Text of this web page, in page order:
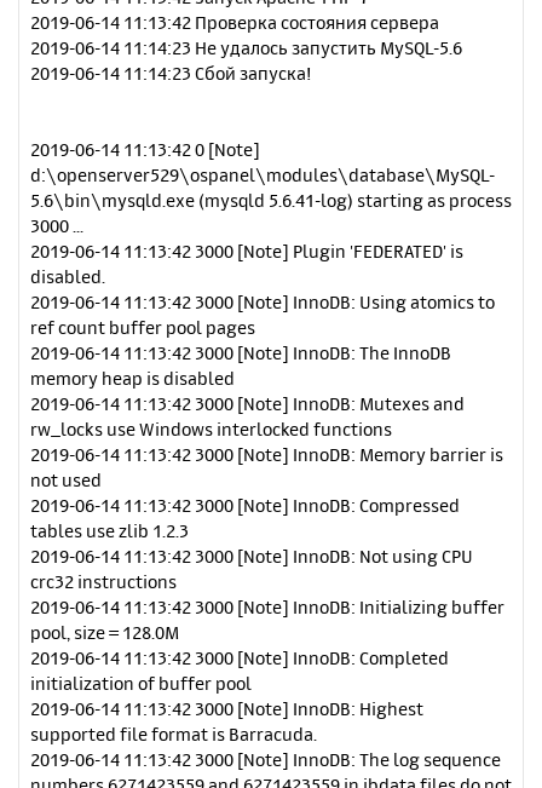
2019-06-14 11:13:42 Проверка состояния сервера
2019-06-14 11:14:23 Не удалось запустить MySQL-5.6
2019-06-14 11:14:23 Сбой запуска!
2019-06-14 11:13:42 0 [Note]
d:\openserver529\ospanel\modules\database\MySQL-
5.6\bin\mysqld.exe (mysqld 5.6.41-log) starting as process
3000 ...
2019-06-14 11:13:42 3000 [Note] Plugin 'FEDERATED' is
disabled.
2019-06-14 11:13:42 3000 [Note] InnoDB: Using atomics to
ref count buffer pool pages
2019-06-14 11:13:42 3000 [Note] InnoDB: The InnoDB
memory heap is disabled
2019-06-14 11:13:42 3000 [Note] InnoDB: Mutexes and
rw_locks use Windows interlocked functions
2019-06-14 11:13:42 3000 [Note] InnoDB: Memory barrier is
not used
2019-06-14 11:13:42 3000 [Note] InnoDB: Compressed
tables use zlib 1.2.3
2019-06-14 11:13:42 3000 [Note] InnoDB: Not using CPU
crc32 instructions
2019-06-14 11:13:42 3000 [Note] InnoDB: Initializing buffer
pool, size = 128.0M
2019-06-14 11:13:42 3000 [Note] InnoDB: Completed
initialization of buffer pool
2019-06-14 11:13:42 3000 [Note] InnoDB: Highest
supported file format is Barracuda.
2019-06-14 11:13:42 3000 [Note] InnoDB: The log sequence